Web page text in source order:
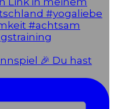
🎉 Du hast